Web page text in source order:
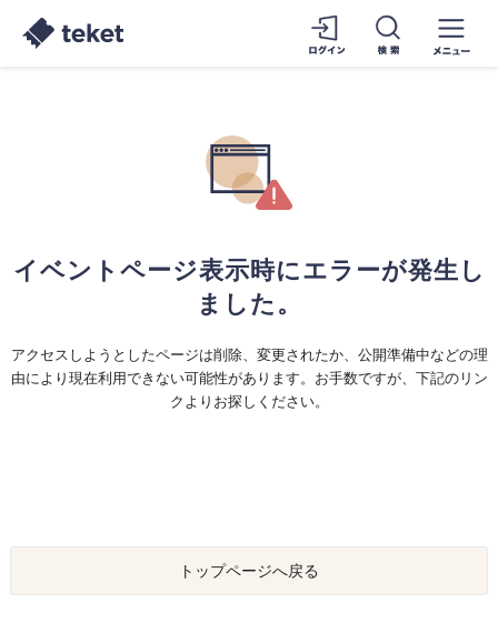
イベントページ表示時にエラーが発生し
ました。
アクセスしようとしたページは削除、変更されたか、公開準備中などの理
由により現在利用できない可能性があります。お手数ですが、下記のリン
クよりお探しください。
トップページへ戻る